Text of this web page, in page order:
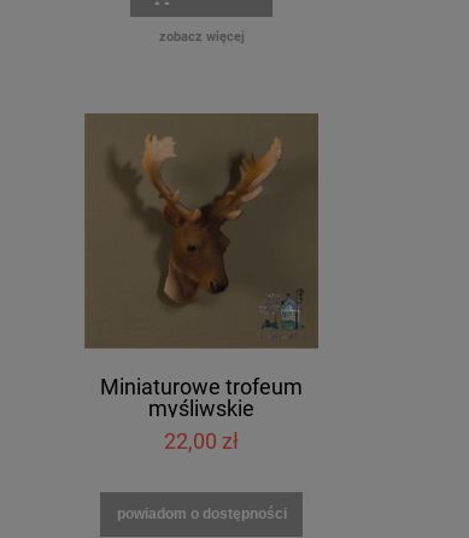
zobacz więcej
Miniaturowe trofeum
myśliwskie
22,00 zł
powiadom o dostępności